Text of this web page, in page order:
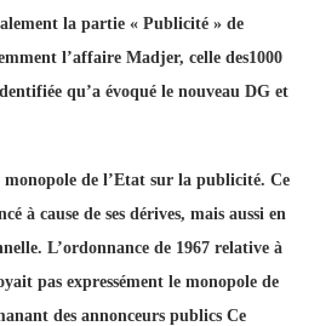
la partie « Publicité » de
l’affaire Madjer, celle des1000
qu’a évoqué le nouveau DG et
de l’Etat sur la publicité. Ce
à cause de ses dérives, mais aussi en
L’ordonnance de 1967 relative à
pas expressément le monopole de
des annonceurs publics Ce